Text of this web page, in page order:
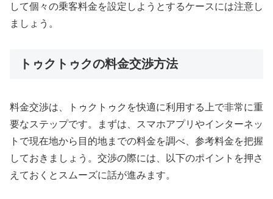
して個々の乗客料金を設定しようとするケースには注意し
ましょう。
トゥクトゥクの料金交渉方法
料金交渉は、トゥクトゥクを快適に利用する上で非常に重
要なステップです。まずは、スマホアプリやインターネッ
トで現在地から目的地までの料金を調べ、参考料金を把握
しておきましょう。交渉の際には、以下のポイントを押さ
えておくとスムーズに話が進みます。